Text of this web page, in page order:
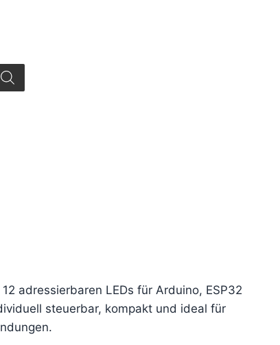
12 adressierbaren LEDs für Arduino, ESP32
steuerbar, kompakt und ideal für